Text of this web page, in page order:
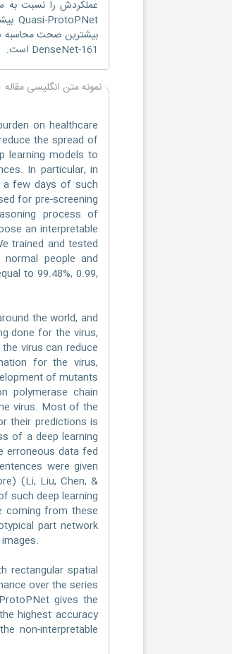
DenseNet-161 است.
نمونه متن انگلیسی مقاله
on healthcare
the spread of
learning models to
In particular, in
a few days of such
for pre-screening
process of
an interpretable
trained and tested
people and
to 99.48%, 0.99,
the world, and
done for the virus,
virus can reduce
for the virus,
of mutants
polymerase chain
virus. Most of the
their predictions is
of a deep learning
erroneous data fed
were given
(Li, Liu, Chen, &
such deep learning
coming from these
part network
spatial
over the series
gives the
highest accuracy
non-interpretable